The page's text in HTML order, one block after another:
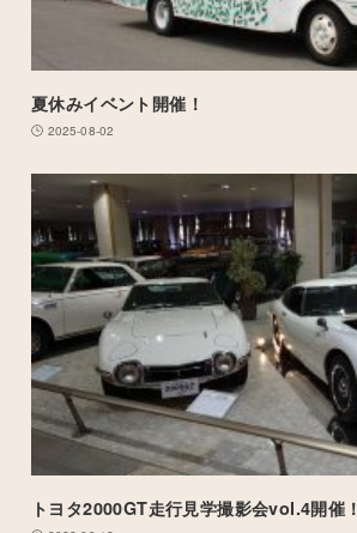
夏休みイベント開催！
2025-08-02
トヨタ2000GT走行見学撮影会vol.4開催！